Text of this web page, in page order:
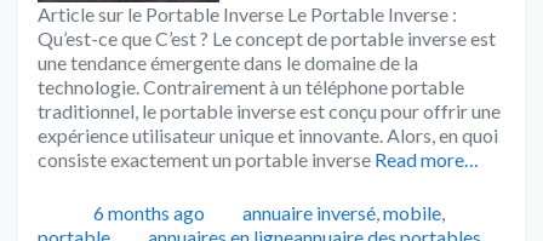
Article sur le Portable Inverse Le Portable Inverse :
Qu’est-ce que C’est ? Le concept de portable inverse est
une tendance émergente dans le domaine de la
technologie. Contrairement à un téléphone portable
traditionnel, le portable inverse est conçu pour offrir une
expérience utilisateur unique et innovante. Alors, en quoi
consiste exactement un portable inverse Read more…
Publié
6 months ago Catégories
annuaire inversé,mobile,
Tags